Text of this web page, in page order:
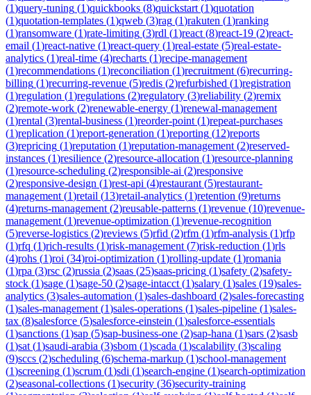
(1)query-tuning (1)quickbooks (8)quickstart (1)quotation
(1)quotation-templates (1)qweb (3)rag (1)rakuten (1)ranking
(1)ransomware (1)rate-limiting (3)rdl (1)react (8)react-19 (2)react-
email (1)react-native (1)react-query (1)real-estate (5)real-estate-
analytics (1)real-time (4)recharts (1)recipe-management
(1)recommendations (1)reconciliation (1)recruitment (6)recurring-
billing (1)recurring-revenue (5)redis (2)refurbished (1)registration
(1)regulation (1)regulations (2)regulatory (3)reliability (2)remix
(2)remote-work (2)renewable-energy (1)renewal-management
(1)rental (3)rental-business (1)reorder-point (1)repeat-purchases
(1)replication (1)report-generation (1)reporting (12)reports
(3)repricing (1)reputation (1)reputation-management (2)reserved-
instances (1)resilience (2)resource-allocation (1)resource-planning
(1)resource-scheduling (2)responsible-ai (2)responsive
(2)responsive-design (1)rest-api (4)restaurant (5)restaurant-
management (1)retail (13)retail-analytics (1)retention (9)returns
(4)returns-management (2)reusable-patterns (1)revenue (10)revenue-
management (1)revenue-optimization (1)revenue-recognition
(5)reverse-logistics (2)reviews (5)rfid (2)rfm (1)rfm-analysis (1)rfp
(1)rfq (1)rich-results (1)risk-management (7)risk-reduction (1)rls
(4)rohs (1)roi (34)roi-optimization (1)rolling-update (1)romania
(1)rpa (3)rsc (2)russia (2)saas (25)saas-pricing (1)safety (2)safety-
stock (1)sage (1)sage-50 (2)sage-intacct (1)salary (1)sales (19)sales-
analytics (3)sales-automation (1)sales-dashboard (2)sales-forecasting
(1)sales-management (1)sales-operations (1)sales-pipeline (1)sales-
tax (8)salesforce (5)salesforce-einstein (1)salesforce-essentials
(1)sanctions (1)sap (5)sap-business-one (2)sap-hana (1)sars (2)sasb
(1)sat (1)saudi-arabia (3)sbom (1)scada (1)scalability (3)scaling
(9)sccs (2)scheduling (6)schema-markup (1)school-management
(1)screening (1)scrum (1)sdi (1)search-engine (1)search-optimization
(2)seasonal-collections (1)security (36)security-training